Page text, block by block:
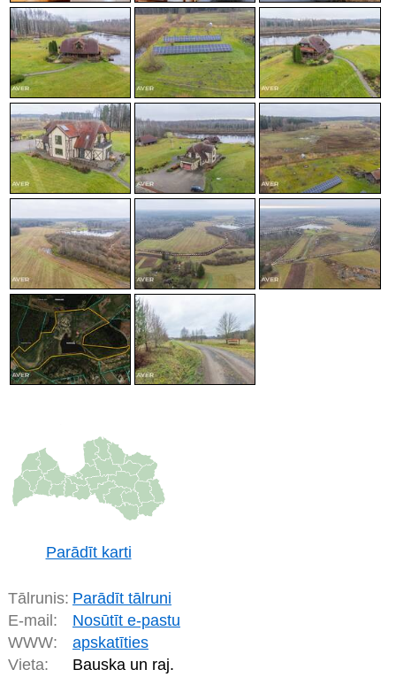
Parādīt karti
Tālrunis: Parādīt tālruni
E-mail:
Nosūtīt e-pastu
WWW:
apskatīties
Vieta:
Bauska un raj.